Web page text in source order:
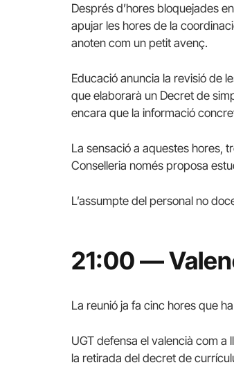
Després d’hores bloquejades
apujar les hores de la
anoten com un petit avenç.
Educació anuncia la revisió de
que elaborarà un Decret de
encara que la informació
La sensació a aquestes hores,
Conselleria només proposa
L’assumpte del personal no
21:00 —
La reunió ja fa cinc hores que
UGT defensa el valencià com a
la retirada del decret de